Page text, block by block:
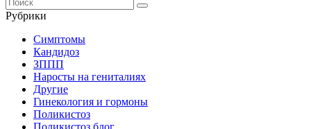
Рубрики
Симптомы
Кандидоз
ЗППП
Наросты на гениталиях
Другие
Гинекология и гормоны
Поликистоз